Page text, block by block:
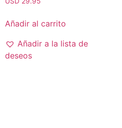
Añadir al carrito
Añadir a la lista de
deseos